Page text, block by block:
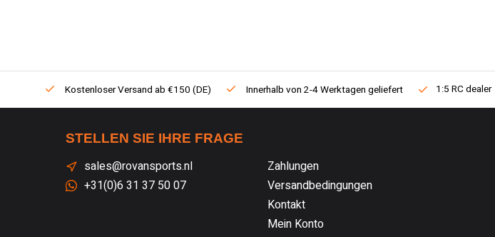
Kostenloser Versand ab €150 (DE) Innerhalb von 2-4 Werktagen geliefert 1:5 RC dealer
STELLEN SIE IHRE FRAGE
sales@rovansports.nl
+31(0)6 31 37 50 07
Zahlungen
Versandbedingungen
Kontakt
Mein Konto